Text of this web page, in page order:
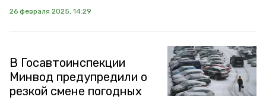
26 февраля 2025, 14:29
В Госавтоинспекции
Минвод предупредили о
резкой смене погодных